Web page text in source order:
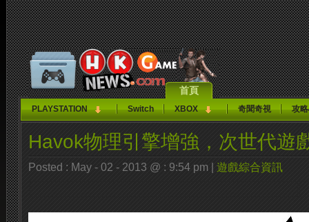
首頁
PLAYSTATION Switch XBOX 奇聞奇視 攻
Havok物理引擎增強，次世代遊
Posted : May - 02 - 2013 @ : 9:54 pm | 遊戲綜合資訊